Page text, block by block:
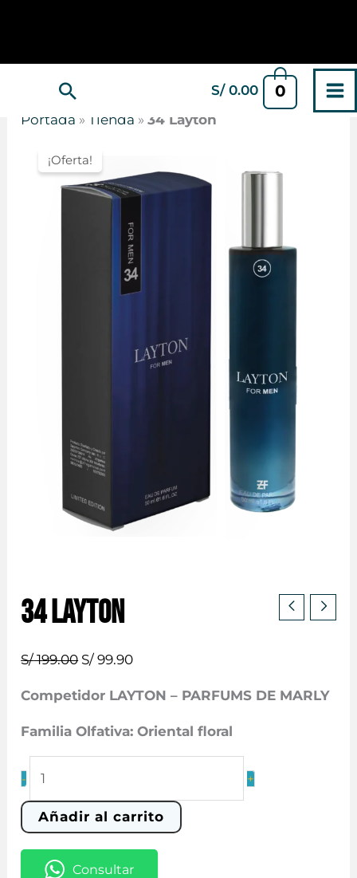
Buscar S/0.00 0
Portada » Tienda »34 Layton
¡Oferta!
34 LAYTON
S/199.00 El
original
era:
S/ 99.90El
actual
es:
Competidor LAYTON – PARFUMS DE MARLY
Familia Olfativa: Oriental floral
-
cantidad
+
Añadir al carrito
Consultar